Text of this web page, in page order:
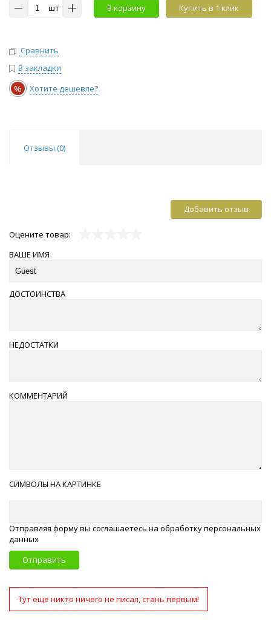
шт В корзину Купить в 1 клик
Сравнить
В закладки
% Хотите дешевле?
Отзывы (0)
Добавить отзыв
Оцените товар:
ВАШЕ ИМЯ
ДОСТОИНСТВА
НЕДОСТАТКИ
КОММЕНТАРИЙ
СИМВОЛЫ НА КАРТИНКЕ
Отправляя форму вы соглашаетесь на обработку персональных
данных
Отправить
Тут еще никто ничего не писал, стань первым!